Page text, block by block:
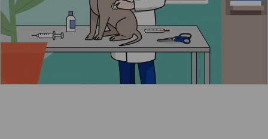
Leer más